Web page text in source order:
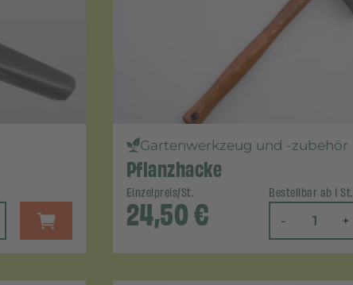
Gartenwerkzeug und -zubehör
Pflanzhacke
Einzelpreis/St.
24,50€
Bestellbar ab 1 St.
- +